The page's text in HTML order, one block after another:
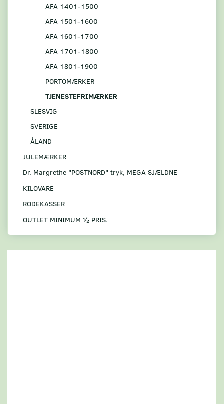
AFA 1401-1500
AFA 1501-1600
AFA 1601-1700
AFA 1701-1800
AFA 1801-1900
PORTOMÆRKER
TJENESTEFRIMÆRKER
SLESVIG
SVERIGE
ÅLAND
JULEMÆRKER
Dr. Margrethe "POSTNORD" tryk, MEGA SJÆLDNE
KILOVARE
RODEKASSER
OUTLET MINIMUM ½ PRIS.